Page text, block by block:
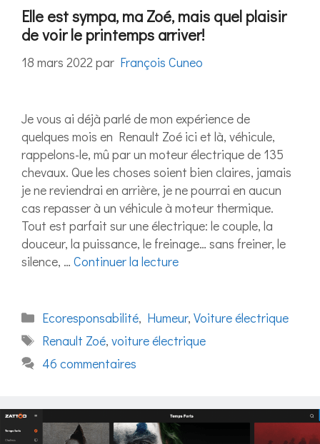
Elle est sympa, ma Zoé, mais quel plaisir
de voir le printemps arriver!
18 mars 2022par François Cuneo
Je vous ai déjà parlé de mon expérience de
quelques mois en Renault Zoé ici et là, véhicule,
rappelons-le, mû par un moteur électrique de 135
chevaux. Que les choses soient bien claires, jamais
je ne reviendrai en arrière, je ne pourrai en aucun
cas repasser à un véhicule à moteur thermique.
Tout est parfait sur une électrique: le couple, la
douceur, la puissance, le freinage… sans freiner, le
silence, … Continuer la lecture
Catégories
Ecoresponsabilité, Humeur, Voiture électrique
Étiquettes
Renault Zoé, voiture électrique
46 commentaires